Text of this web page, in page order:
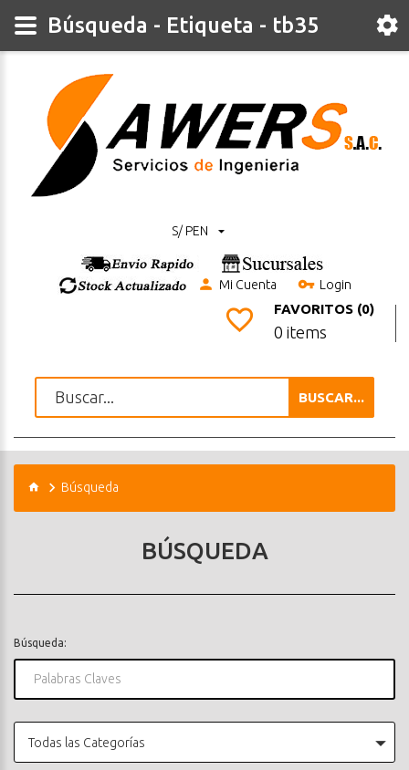
S/ PEN
Mi Cuenta Login
FAVORITOS (0)
0 items
BUSCAR...
Búsqueda
BÚSQUEDA
Búsqueda:
Todas las Categorías
Búsqueda - Etiqueta - tb35